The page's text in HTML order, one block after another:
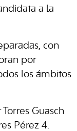
a la
con
por
los ámbitos
Guasch
Pérez 4.